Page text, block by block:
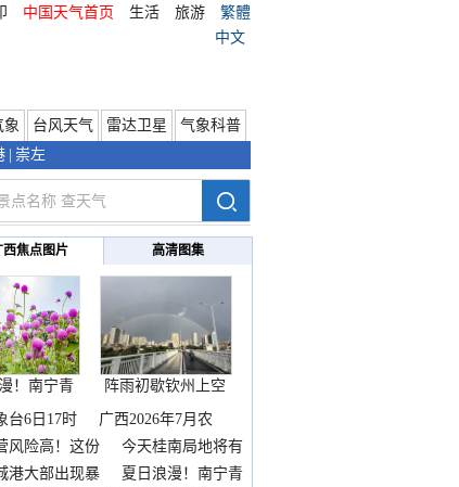
中国天气首页 生活 旅游
繁體
中文
象 台风天气 雷达卫星
气象科普
崇左
西焦点图片 高清图集
！南宁青
山
阵雨初歇钦州上空
邂逅
台6日17时
广西2026年7月农
风险高！这份
今天桂南局地将有
港大部出现暴
夏日浪漫！南宁青